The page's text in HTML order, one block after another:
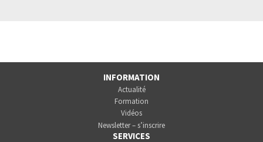
INFORMATION
Actualité
Formation
Vidéos
Newsletter – s’inscrire
SERVICES